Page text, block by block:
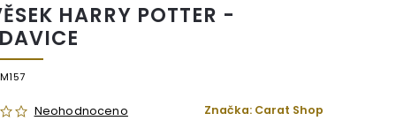
HARRY POTTER -
Neohodnoceno Značka: Carat Shop